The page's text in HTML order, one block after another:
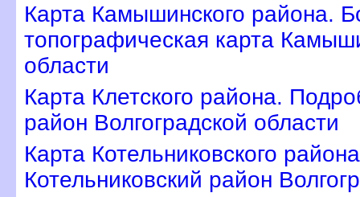
Карта Камышинского района.
топографическая карта
области
Карта Клетского района.
район Волгоградской области
Карта Котельниковского
Котельниковский район